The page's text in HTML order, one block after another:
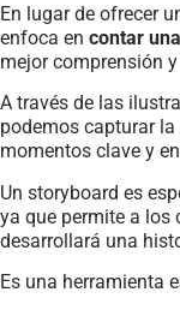
En lugar de ofrecer
enfoca en contar
mejor comprensión
A través de las
podemos capturar
momentos clave y
Un storyboard es
ya que permite a los
desarrollará una
Es una herramienta